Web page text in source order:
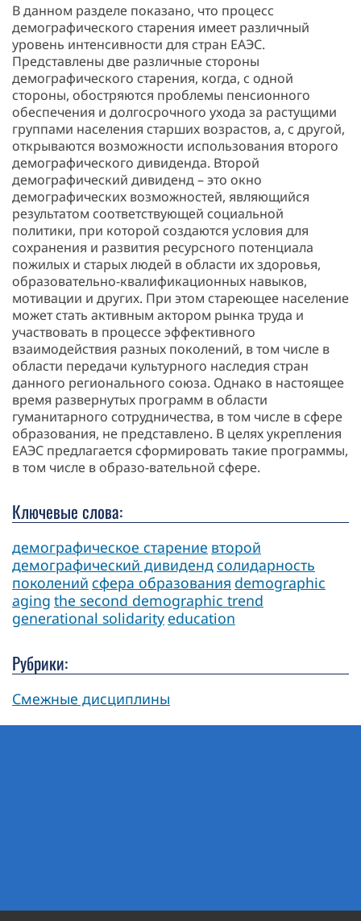
В данном разделе показано, что процесс
демографического старения имеет различный
уровень интенсивности для стран ЕАЭС.
Представлены две различные стороны
демографического старения, когда, с одной
стороны, обостряются проблемы пенсионного
обеспечения и долгосрочного ухода за растущими
группами населения старших возрастов, а, с другой,
открываются возможности использования второго
демографического дивиденда. Второй
демографический дивиденд – это окно
демографических возможностей, являющийся
результатом соответствующей социальной
политики, при которой создаются условия для
сохранения и развития ресурсного потенциала
пожилых и старых людей в области их здоровья,
образовательно-квалификационных навыков,
мотивации и других. При этом стареющее население
может стать активным актором рынка труда и
участвовать в процессе эффективного
взаимодействия разных поколений, в том числе в
области передачи культурного наследия стран
данного регионального союза. Однако в настоящее
время развернутых программ в области
гуманитарного сотрудничества, в том числе в сфере
образования, не представлено. В целях укрепления
ЕАЭС предлагается сформировать такие программы,
в том числе в образо-вательной сфере.
Ключевые слова:
демографическое старение второй
демографический дивидендсолидарность
поколений сфера образования demographic
aging the second demographic trend
generational solidarity education
Рубрики:
Смежные дисциплины